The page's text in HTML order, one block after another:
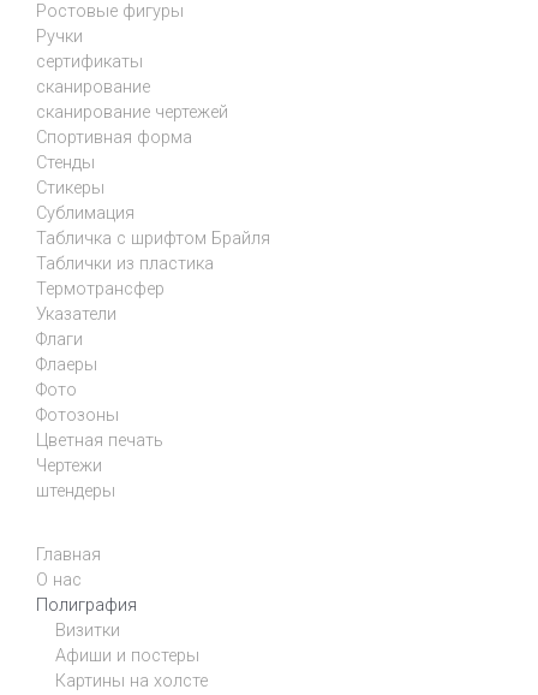
Ростовые фигуры
Ручки
сертификаты
сканирование
сканирование чертежей
Спортивная форма
Стенды
Стикеры
Сублимация
Табличка с шрифтом Брайля
Таблички из пластика
Термотрансфер
Указатели
Флаги
Флаеры
Фото
Фотозоны
Цветная печать
Чертежи
штендеры
Главная
О нас
Полиграфия
Визитки
Афиши и постеры
Картины на холсте